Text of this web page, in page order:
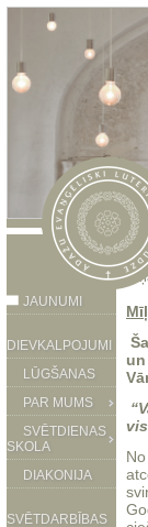
JAUNUMI
DIEVKALPOJUMI
LŪGŠANAS
PAR MUMS
SVĒTDIENAS
SKOLA
DIAKONIJA
SVĒTDARBĪBAS